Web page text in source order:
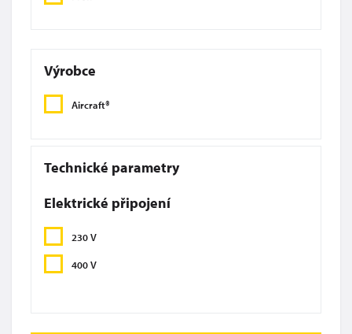
Výrobce
Aircraft®
Technické parametry
Elektrické připojení
230 V
400 V